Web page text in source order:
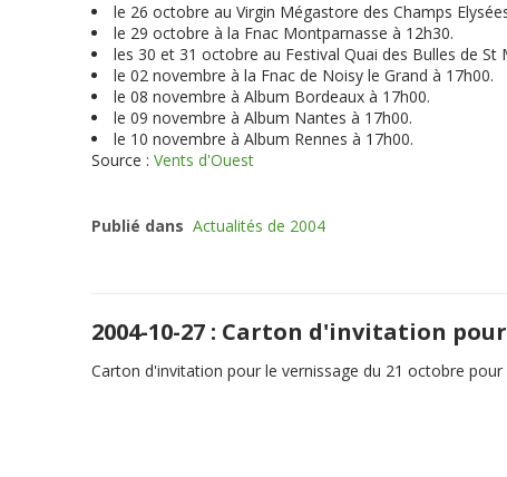
le 26 octobre au Virgin Mégastore des Champs
le 29 octobre à la Fnac Montparnasse à 12h30.
les 30 et 31 octobre au Festival Quai des Bulles de St
le 02 novembre à la Fnac de Noisy le Grand à 17h00.
le 08 novembre à Album Bordeaux à 17h00.
le 09 novembre à Album Nantes à 17h00.
le 10 novembre à Album Rennes à 17h00.
Source : Vents d'Ouest
Publié dans Actualités de 2004
2004-10-27 : Carton d'invitation
Carton d'invitation pour le vernissage du 21 octobre pour